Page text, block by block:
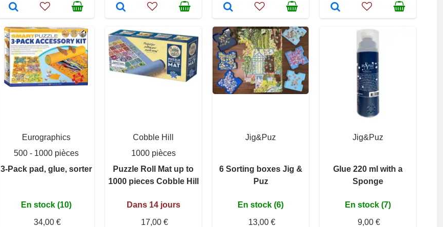
Eurographics
500 - 1000 pièces
3-Pack pad, glue, sorter
En stock (10)
34,00 €
Cobble Hill
1000 pièces
Puzzle Roll Mat up to
1000 pieces Cobble Hill
Dans 14 jours
17,00 €
Jig&Puz
6 Sorting boxes Jig &
Puz
En stock (6)
13,00 €
Jig&Puz
Glue 220 ml with a
Sponge
En stock (7)
9,00 €